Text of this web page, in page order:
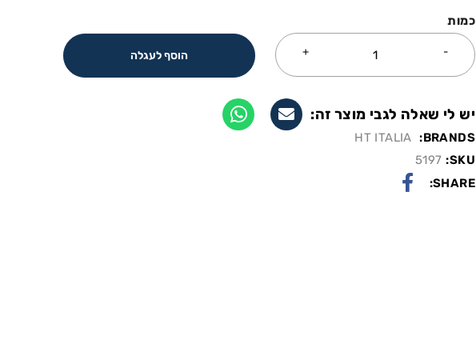
כמות
הוסף לעגלה
יש לי שאלה לגבי מוצר זה:
BRANDS:
HT ITALIA
SKU:
5197
SHARE: